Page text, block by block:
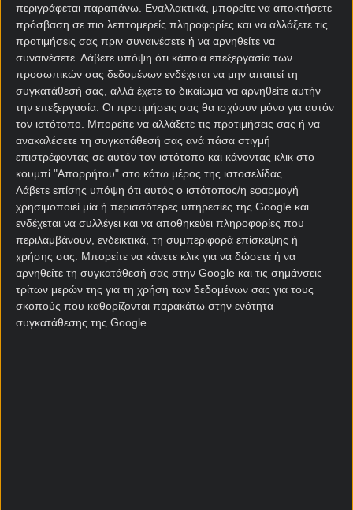
περιγράφεται παραπάνω. Εναλλακτικά, μπορείτε να αποκτήσετε
πρόσβαση σε πιο λεπτομερείς πληροφορίες και να αλλάξετε τις
προτιμήσεις σας πριν συναινέσετε ή να αρνηθείτε να
συναινέσετε. Λάβετε υπόψη ότι κάποια επεξεργασία των
προσωπικών σας δεδομένων ενδέχεται να μην απαιτεί τη
συγκατάθεσή σας, αλλά έχετε το δικαίωμα να αρνηθείτε αυτήν
την επεξεργασία. Οι προτιμήσεις σας θα ισχύουν μόνο για αυτόν
τον ιστότοπο. Μπορείτε να αλλάξετε τις προτιμήσεις σας ή να
ανακαλέσετε τη συγκατάθεσή σας ανά πάσα στιγμή
επιστρέφοντας σε αυτόν τον ιστότοπο και κάνοντας κλικ στο
κουμπί "Απορρήτου" στο κάτω μέρος της ιστοσελίδας.
Λάβετε επίσης υπόψη ότι αυτός ο ιστότοπος/η εφαρμογή
χρησιμοποιεί μία ή περισσότερες υπηρεσίες της Google και
ενδέχεται να συλλέγει και να αποθηκεύει πληροφορίες που
περιλαμβάνουν, ενδεικτικά, τη συμπεριφορά επίσκεψης ή
χρήσης σας. Μπορείτε να κάνετε κλικ για να δώσετε ή να
αρνηθείτε τη συγκατάθεσή σας στην Google και τις σημάνσεις
τρίτων μερών της για τη χρήση των δεδομένων σας για τους
σκοπούς που καθορίζονται παρακάτω στην ενότητα
συγκατάθεσης της Google.
25/07/2025
ΑΕΚ - Χάποελ Μπερ Σεβά▶️Live
Streaming Κανάλι (24/07)
24/07/2025
Αράζ - Άρης▶️Live Streaming
Κανάλι (24/07)
24/07/2025
ΠΑΟΚ - Απόλλων Λεμεσού▶️Live
Streaming Κανάλι (23/07)
23/07/2025